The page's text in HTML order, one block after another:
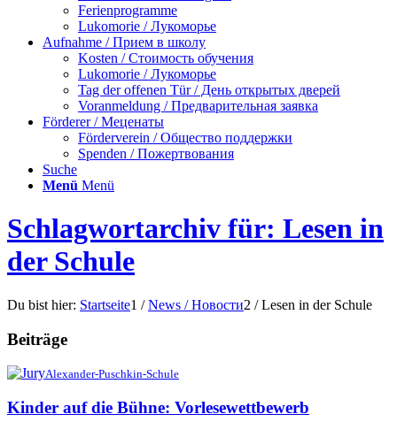
Ferienprogramme
Lukomorie / Лукоморье
Aufnahme / Прием в школу
Kosten / Стоимость обучения
Lukomorie / Лукоморье
Tag der offenen Tür / День открытых дверей
Voranmeldung / Предварительная заявка
Förderer / Меценаты
Förderverein / Общество поддержки
Spenden / Пожертвования
Suche
Menü Menü
Schlagwortarchiv für: Lesen in
der Schule
Du bist hier: Startseite1 / News / Новости2 / Lesen in der Schule
Beiträge
Alexander-Puschkin-Schule
Kinder auf die Bühne: Vorlesewettbewerb